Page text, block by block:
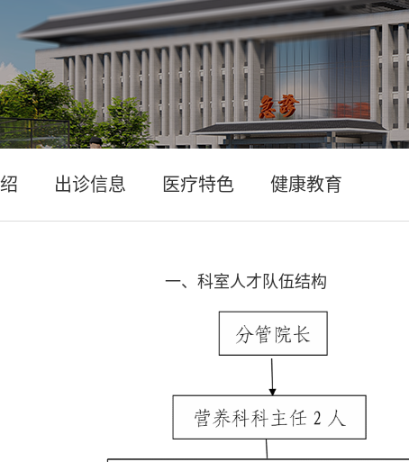
出诊信息 医疗特色 健康教育
一、科室人才队伍结构